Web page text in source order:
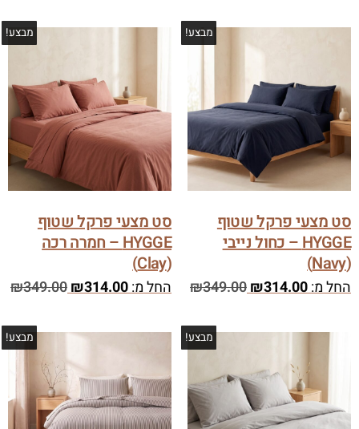
מבצע!
סט מצעי פרקל שטוף
HYGGE – כחול נייבי
(Navy)
החל מ: ₪314.00
₪349.00
מבצע!
סט מצעי פרקל שטוף
HYGGE – חמרה רכה
(Clay)
החל מ: ₪314.00
₪349.00
מבצע! מבצע!